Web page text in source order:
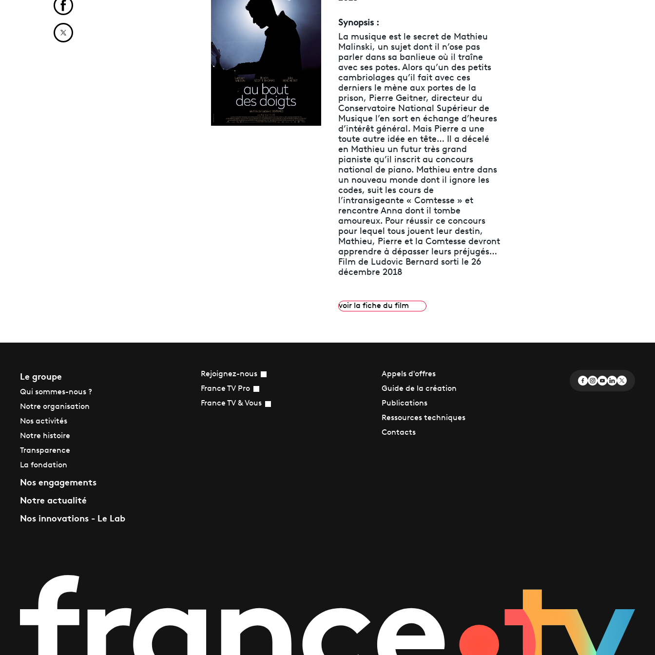
Synopsis :
La musique est le secret de Mathieu
Malinski, un sujet dont il n’ose pas
parler dans sa banlieue où il traîne
avec ses potes. Alors qu’un des petits
cambriolages qu’il fait avec ces
derniers le mène aux portes de la
prison, Pierre Geitner, directeur du
Conservatoire National Supérieur de
Musique l’en sort en échange d’heures
d’intérêt général. Mais Pierre a une
toute autre idée en tête… Il a décelé
en Mathieu un futur très grand
pianiste qu’il inscrit au concours
national de piano. Mathieu entre dans
un nouveau monde dont il ignore les
codes, suit les cours de
l’intransigeante « Comtesse » et
rencontre Anna dont il tombe
amoureux. Pour réussir ce concours
pour lequel tous jouent leur destin,
Mathieu, Pierre et la Comtesse devront
apprendre à dépasser leurs préjugés…
Film de Ludovic Bernard sorti le 26
décembre 2018
voir la fiche du film
Partager cet article sur Facebook
Partager cet article sur X
Le groupe
Qui sommes-nous ?
Notre organisation
Nos activités
Notre histoire
Transparence
La fondation
Nos engagements
Notre actualité
Nos innovations - Le Lab
Rejoignez-nous
France TV Pro
France TV & Vous
Appels d'offres
Guide de la création
Publications
Ressources techniques
Contacts